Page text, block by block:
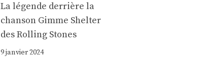
La légende derrière la
chanson Gimme Shelter
des Rolling Stones
9 janvier 2024